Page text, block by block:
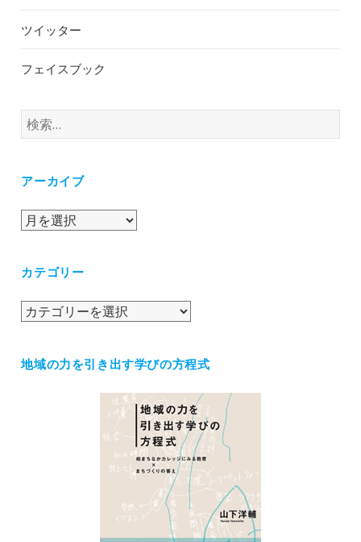
ツイッター
フェイスブック
検
索:
アーカイブ
ア
イ
カテゴリー
カ
リ
地域の力を引き出す学びの方程式